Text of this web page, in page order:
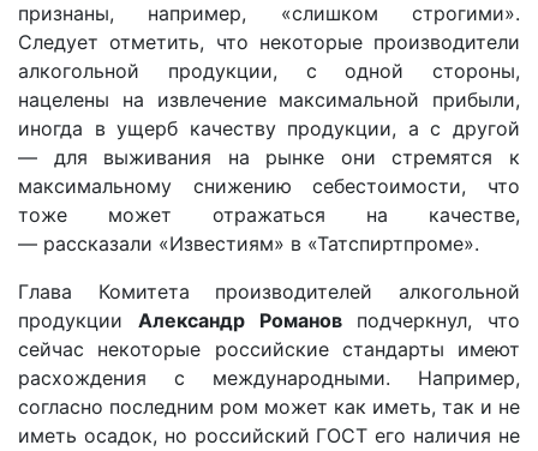
признаны, например, «слишком строгими».
Следует отметить, что некоторые производители
алкогольной продукции, с одной стороны,
нацелены на извлечение максимальной прибыли,
иногда в ущерб качеству продукции, а с другой
— для выживания на рынке они стремятся к
максимальному снижению себестоимости, что
тоже может отражаться на качестве,
— рассказали «Известиям» в «Татспиртпроме».
Глава Комитета производителей алкогольной
продукции Александр Романовподчеркнул, что
сейчас некоторые российские стандарты имеют
расхождения с международными. Например,
согласно последним ром может как иметь, так и не
иметь осадок, но российский ГОСТ его наличия не